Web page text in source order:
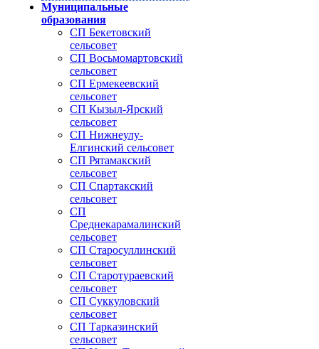
Муниципальные
образования
СП Бекетовский
сельсовет
СП Восьмомартовский
сельсовет
СП Ермекеевский
сельсовет
СП Кызыл-Ярский
сельсовет
СП Нижнеулу-
Елгинский сельсовет
СП Рятамакский
сельсовет
СП Спартакский
сельсовет
СП
Среднекарамалинский
сельсовет
СП Старосуллинский
сельсовет
СП Старотураевский
сельсовет
СП Суккуловский
сельсовет
СП Тарказинский
сельсовет